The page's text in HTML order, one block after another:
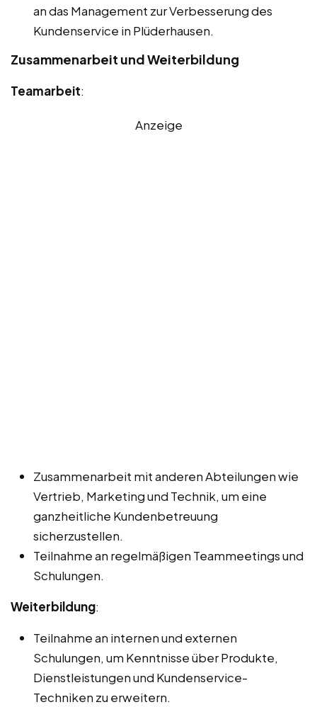
an das Management zur Verbesserung des
Kundenservice in Plüderhausen.
Zusammenarbeit und Weiterbildung
Teamarbeit:
Anzeige
Zusammenarbeit mit anderen Abteilungen wie
Vertrieb, Marketing und Technik, um eine
ganzheitliche Kundenbetreuung
sicherzustellen.
Teilnahme an regelmäßigen Teammeetings und
Schulungen.
Weiterbildung:
Teilnahme an internen und externen
Schulungen, um Kenntnisse über Produkte,
Dienstleistungen und Kundenservice-
Techniken zu erweitern.